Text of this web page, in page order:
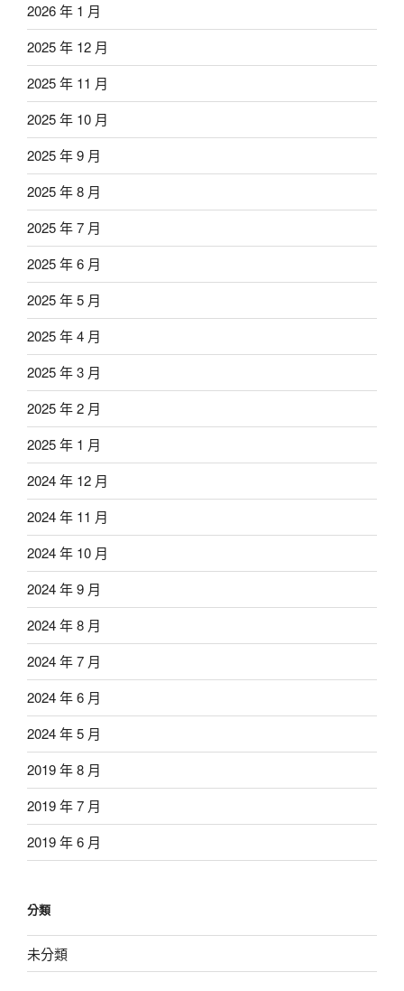
2026 年 1 月
2025 年 12 月
2025 年 11 月
2025 年 10 月
2025 年 9 月
2025 年 8 月
2025 年 7 月
2025 年 6 月
2025 年 5 月
2025 年 4 月
2025 年 3 月
2025 年 2 月
2025 年 1 月
2024 年 12 月
2024 年 11 月
2024 年 10 月
2024 年 9 月
2024 年 8 月
2024 年 7 月
2024 年 6 月
2024 年 5 月
2019 年 8 月
2019 年 7 月
2019 年 6 月
分類
未分類